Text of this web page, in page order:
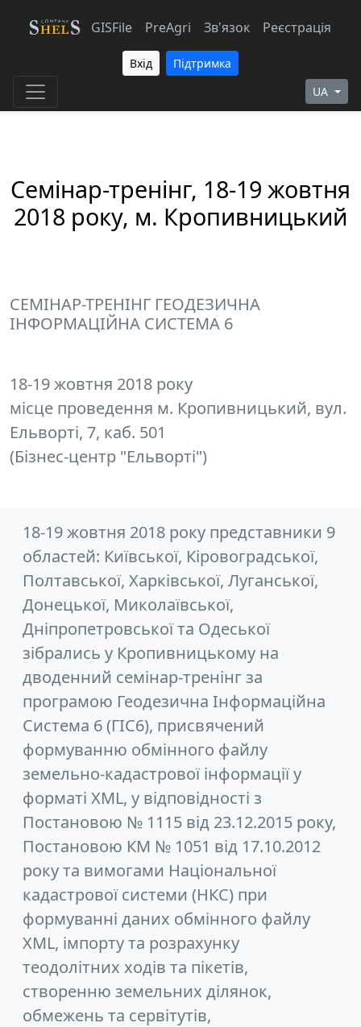
GISFile PreAgri Зв'язок Реєстрація
Вхід
Підтримка
UA
Семінар-тренінг, 18-19 жовтня
2018 року, м. Кропивницький
СЕМІНАР-ТРЕНІНГ ГЕОДЕЗИЧНА
ІНФОРМАЦІЙНА СИСТЕМА 6
18-19 жовтня 2018 року
місце проведення м. Кропивницький, вул.
Ельворті, 7, каб. 501
(Бізнес-центр "Ельворті")
18-19 жовтня 2018 року представники 9
областей: Київської, Кіровоградської,
Полтавської, Харківської, Луганської,
Донецької, Миколаївської,
Дніпропетровської та Одеської
зібрались у Кропивницькому на
дводенний семінар-тренінг за
програмою Геодезична Інформаційна
Система 6 (ГІС6), присвячений
формуванню обмінного файлу
земельно-кадастрової інформації у
форматі XML, у відповідності з
Постановою № 1115 від 23.12.2015 року,
Постановою КМ № 1051 від 17.10.2012
року та вимогами Національної
кадастрової системи (НКС) при
формуванні даних обмінного файлу
XML, імпорту та розрахунку
теодолітних ходів та пікетів,
створенню земельних ділянок,
обмежень та сервітутів,